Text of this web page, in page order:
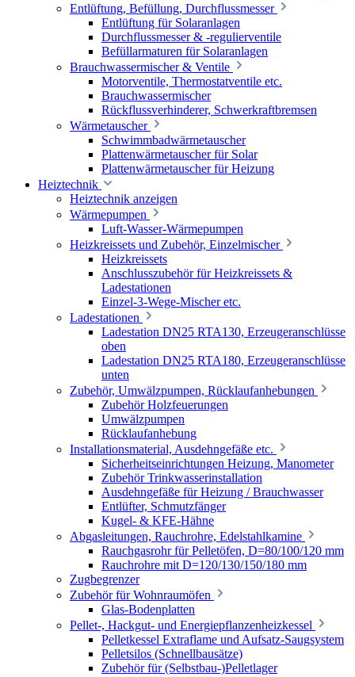
Entlüftung, Befüllung, Durchflussmesser
Entlüftung für Solaranlagen
Durchflussmesser & -regulierventile
Befüllarmaturen für Solaranlagen
Brauchwassermischer & Ventile
Motorventile, Thermostatventile etc.
Brauchwassermischer
Rückflussverhinderer, Schwerkraftbremsen
Wärmetauscher
Schwimmbadwärmetauscher
Plattenwärmetauscher für Solar
Plattenwärmetauscher für Heizung
Heiztechnik
Heiztechnik anzeigen
Wärmepumpen
Luft-Wasser-Wärmepumpen
Heizkreissets und Zubehör, Einzelmischer
Heizkreissets
Anschlusszubehör für Heizkreissets &
Ladestationen
Einzel-3-Wege-Mischer etc.
Ladestationen
Ladestation DN25 RTA130, Erzeugeranschlüsse
oben
Ladestation DN25 RTA180, Erzeugeranschlüsse
unten
Zubehör, Umwälzpumpen, Rücklaufanhebungen
Zubehör Holzfeuerungen
Umwälzpumpen
Rücklaufanhebung
Installationsmaterial, Ausdehngefäße etc.
Sicherheitseinrichtungen Heizung, Manometer
Zubehör Trinkwasserinstallation
Ausdehngefäße für Heizung / Brauchwasser
Entlüfter, Schmutzfänger
Kugel- & KFE-Hähne
Abgasleitungen, Rauchrohre, Edelstahlkamine
Rauchgasrohr für Pelletöfen, D=80/100/120 mm
Rauchrohre mit D=120/130/150/180 mm
Zugbegrenzer
Zubehör für Wohnraumöfen
Glas-Bodenplatten
Pellet-, Hackgut- und Energiepflanzenheizkessel
Pelletkessel Extraflame und Aufsatz-Saugsystem
Pelletsilos (Schnellbausätze)
Zubehör für (Selbstbau-)Pelletlager